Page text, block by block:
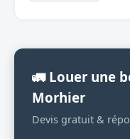
🚛 Louer une
Morhier
Devis gratuit &